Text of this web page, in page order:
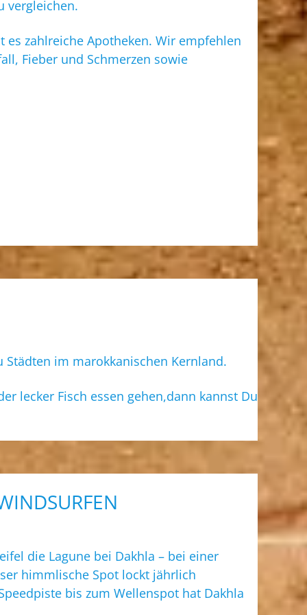
vergleichen.
zahlreiche Apotheken. Wir empfehlen
Fieber und Schmerzen sowie
im marokkanischen Kernland.
lecker Fisch essen gehen,dann kannst Du
die Lagune bei Dakhla – bei einer
himmlische Spot lockt jährlich
bis zum Wellenspot hat Dakhla